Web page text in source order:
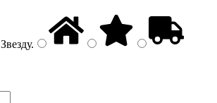
Звезду.